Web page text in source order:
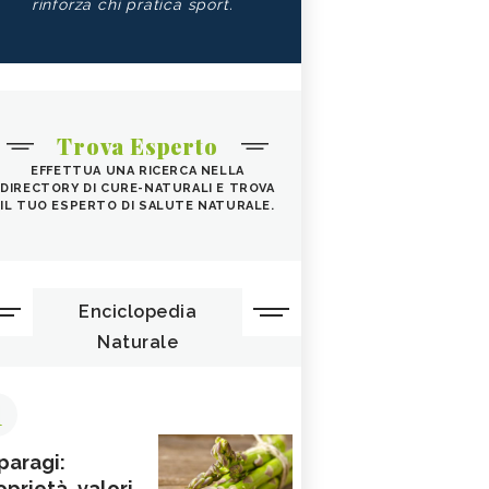
rinforza chi pratica sport.
Trova Esperto
EFFETTUA UNA RICERCA NELLA
DIRECTORY DI CURE-NATURALI E TROVA
IL TUO ESPERTO DI SALUTE NATURALE.
Enciclopedia
Naturale